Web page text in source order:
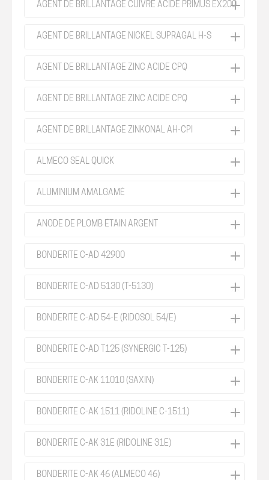
AGENT DE BRILLANTAGE CUIVRE ACIDE PRIMUS EX200
AGENT DE BRILLANTAGE NICKEL SUPRAGAL H-S
AGENT DE BRILLANTAGE ZINC ACIDE CPQ
AGENT DE BRILLANTAGE ZINC ACIDE CPQ
AGENT DE BRILLANTAGE ZINKONAL AH-CPI
ALMECO SEAL QUICK
ALUMINIUM AMALGAMÉ
ANODE DE PLOMB ÉTAIN ARGENT
BONDERITE C-AD 42900
BONDERITE C-AD 5130 (T-5130)
BONDERITE C-AD 54-E (RIDOSOL 54/E)
BONDERITE C-AD T125 (SYNERGIC T-125)
BONDERITE C-AK 11010 (SAXIN)
BONDERITE C-AK 1511 (RIDOLINE C-1511)
BONDERITE C-AK 31E (RIDOLINE 31E)
BONDERITE C-AK 46 (ALMECO 46)